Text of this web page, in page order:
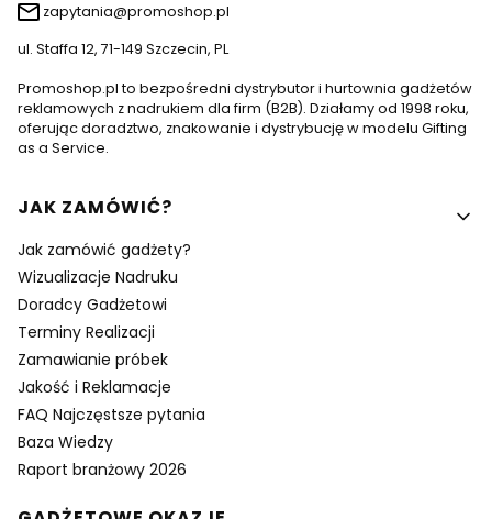
zapytania@promoshop.pl
ul. Staffa 12, 71-149 Szczecin, PL
Promoshop.pl to bezpośredni dystrybutor i hurtownia gadżetów
reklamowych z nadrukiem dla firm (B2B). Działamy od 1998 roku,
oferując doradztwo, znakowanie i dystrybucję w modelu Gifting
as a Service.
Linki w stopce
JAK ZAMÓWIĆ?
Jak zamówić gadżety?
Wizualizacje Nadruku
Doradcy Gadżetowi
Terminy Realizacji
Zamawianie próbek
Jakość i Reklamacje
FAQ Najczęstsze pytania
Baza Wiedzy
Raport branżowy 2026